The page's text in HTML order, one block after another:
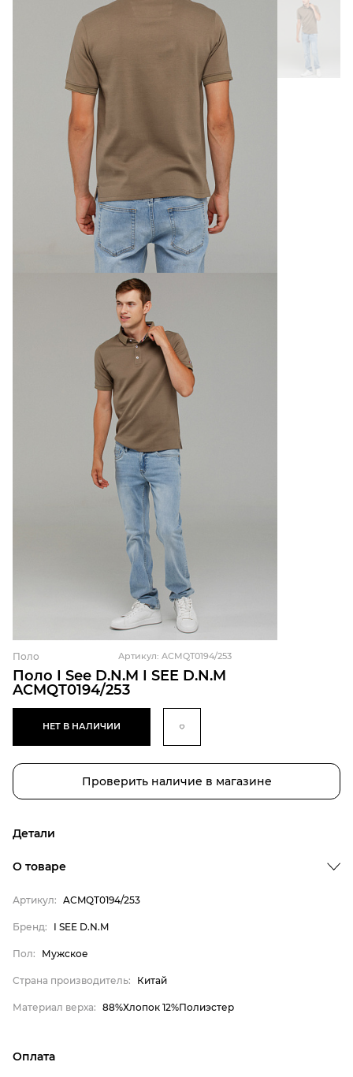
Поло I See D.N.M I SEE D.N.M
ACMQT0194/253
Поло Артикул: ACMQT0194/253
НЕТ В НАЛИЧИИ
Проверить наличие в магазине
Детали
Материал верха
I SEE D.N.M
Мужское
О товаре
Артикул: ACMQT0194/253
Бренд: I SEE D.N.M
Пол: Мужское
Страна производитель: Китай
Материал верха: 88%Хлопок 12%Полиэстер
Оплата